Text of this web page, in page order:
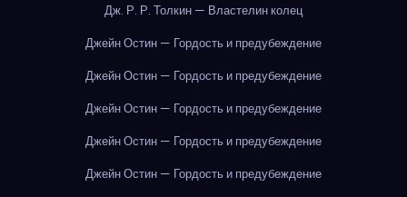
Дж. Р. Р. Толкин — Властелин колец
Джейн Остин — Гордость и предубеждение
Джейн Остин — Гордость и предубеждение
Джейн Остин — Гордость и предубеждение
Джейн Остин — Гордость и предубеждение
Джейн Остин — Гордость и предубеждение